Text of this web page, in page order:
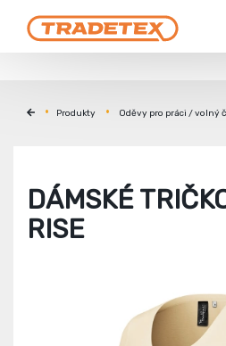
Produkty Oděvy pro práci / volný
DÁMSKÉ
RISE